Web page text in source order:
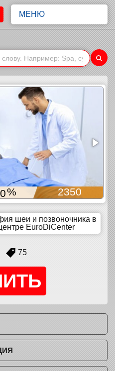
МЕНЮ
4900
шеи и позвоночника в
EuroDiCenter
75